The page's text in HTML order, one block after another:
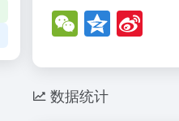
W
e
C
h
Q
z
o a
数据统计